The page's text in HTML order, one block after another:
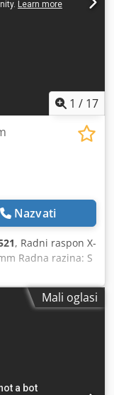
1 / 17
Nazvati
, Radni raspon X-
Radna razina: S
Aggja Snaga
osi: 4 osi Broj
Mali oglasi